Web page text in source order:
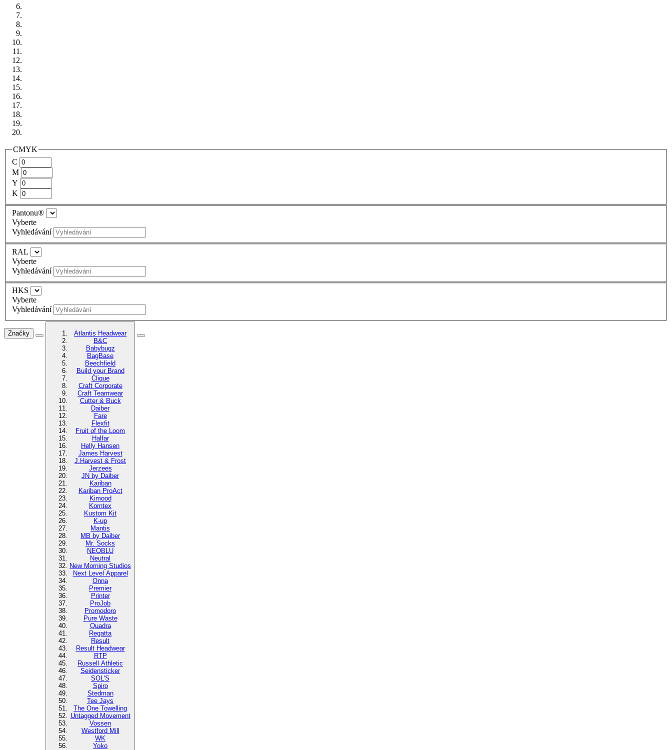
CMYK
C
M
Y
K
Pantonu®
Vyberte
Vyhledávání
RAL
Vyberte
Vyhledávání
HKS
Vyberte
Vyhledávání
Značky
Atlantis Headwear
B&C
Babybugz
BagBase
Beechfield
Build your Brand
Clique
Craft Corporate
Craft Teamwear
Cutter & Buck
Daiber
Fare
Flexfit
Fruit of the Loom
Halfar
Helly Hansen
James Harvest
J.Harvest & Frost
Jerzees
JN by Daiber
Kariban
Kariban ProAct
Kimood
Korntex
Kustom Kit
K-up
Mantis
MB by Daiber
Mr. Socks
NEOBLU
Neutral
New Morning Studios
Next Level Apparel
Onna
Premier
Printer
ProJob
Promodoro
Pure Waste
Quadra
Regatta
Result
Result Headwear
RTP
Russell Athletic
Seidensticker
SOL'S
Spiro
Stedman
Tee Jays
The One Towelling
Untagged Movement
Vossen
Westford Mill
WK
Yoko